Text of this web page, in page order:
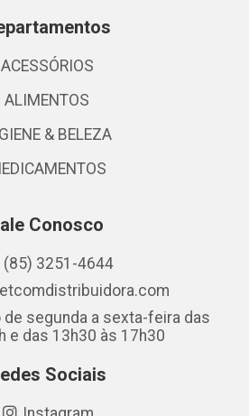
ACESSÓRIOS
ALIMENTOS
& BELEZA
Conosco
(85) 3251-4644
segunda a sexta-feira das
e das 13h30 às 17h30
Sociais